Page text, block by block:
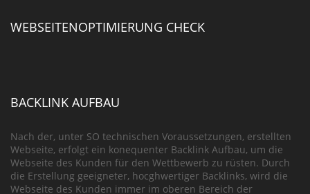
WEBSEITENOPTIMIERUNG CHECK
BACKLINK AUFBAU
Nach der, unter SO technischen Voraussetzungen, erstellten
Webseite, erfolgt ein konequenter Backlink Aufbau, um die
Webseite des Kunden für den Wettbewerb zu rüsten. Durch
die Erstellung geeigneter, hocghwertiger Backlinks, wird die
Webseite des Kunden immer im oberen Bereich der